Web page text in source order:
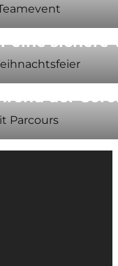
eine sichere
der